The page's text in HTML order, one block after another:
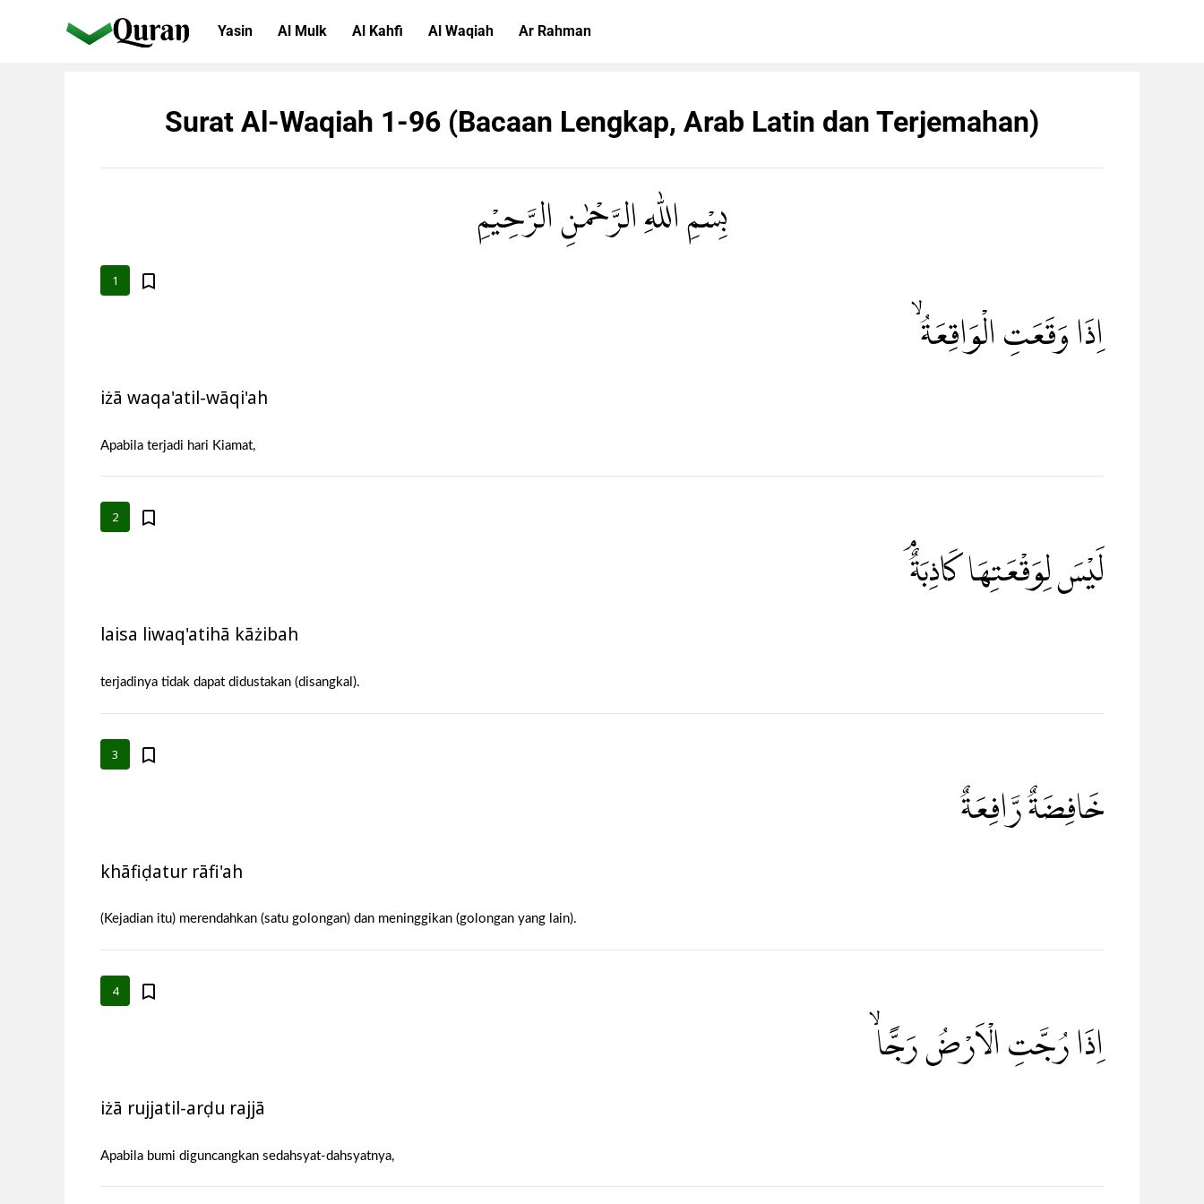
Yasin Al Mulk Al Kahfi Al Waqiah Ar Rahman
Surat Al-Waqiah 1-96 (Bacaan Lengkap, Arab Latin dan Terjemahan)
بِسْمِ اللّٰهِ الرَّحْمٰنِ الرَّحِيْمِ
1
اِذَا وَقَعَتِ الْوَاقِعَةُۙ
iżā waqa'atil-wāqi'ah
Apabila terjadi hari Kiamat,
2
لَيْسَ لِوَقْعَتِهَا كَاذِبَةٌ ۘ
laisa liwaq'atihā kāżibah
terjadinya tidak dapat didustakan (disangkal).
3
خَافِضَةٌ رَّافِعَةٌ
khāfiḍatur rāfi'ah
(Kejadian itu) merendahkan (satu golongan) dan meninggikan (golongan yang lain).
4
اِذَا رُجَّتِ الْاَرْضُ رَجًّاۙ
iżā rujjatil-arḍu rajjā
Apabila bumi diguncangkan sedahsyat-dahsyatnya,